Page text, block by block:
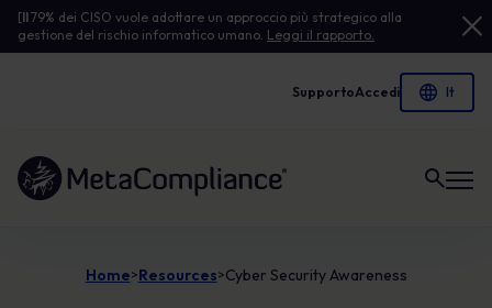
[Il79% dei CISO vuole adottare un approccio più strategico alla
gestione del rischio informatico umano. Leggi il rapporto.
SupportoAccedi
Link alla homepage
Home>Resources>Cyber Security Awareness